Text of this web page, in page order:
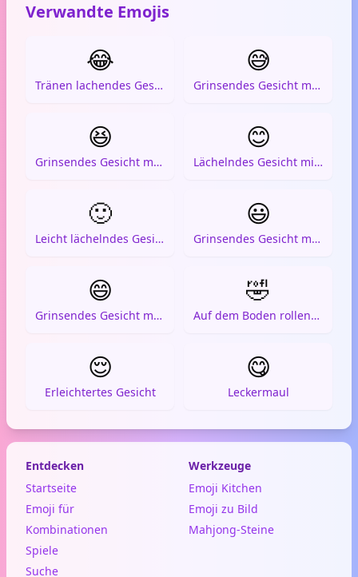
Verwandte Emojis
😂
Tränen lachendes Gesicht
😅
Grinsendes Gesicht mit Schweiß
😆
Grinsendes Gesicht mit zusammengekniffenen Augen
😊
Lächelndes Gesicht mit lächelnden Augen
🙂
Leicht lächelndes Gesicht
😃
Grinsendes Gesicht mit großen Augen
😄
Grinsendes Gesicht mit lächelnden Augen
🤣
Auf dem Boden rollend vor Lachen
😌
Erleichtertes Gesicht
😋
Leckermaul
Entdecken
Startseite
Emoji für
Kombinationen
Spiele
Suche
Werkzeuge
Emoji Kitchen
Emoji zu Bild
Mahjong-Steine